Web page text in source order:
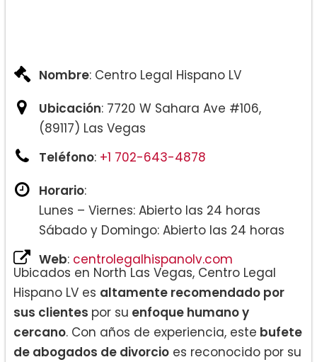
Nombre: Centro Legal Hispano LV
Ubicación: 7720 W Sahara Ave #106,
(89117) Las Vegas
Teléfono: +1 702-643-4878
Horario:
Lunes – Viernes: Abierto las 24 horas
Sábado y Domingo: Abierto las 24 horas
Web: centrolegalhispanolv.com
Ubicados en North Las Vegas, Centro Legal
Hispano LV es altamente recomendado por
sus clientes por su enfoque humano y
cercano. Con años de experiencia, este bufete
de abogados de divorcio es reconocido por su